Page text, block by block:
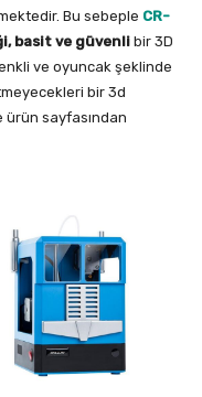
Bu sebeple CR-
basit ve güvenlibir 3D
ve oyuncak şeklinde
bir 3d
ürün sayfasından